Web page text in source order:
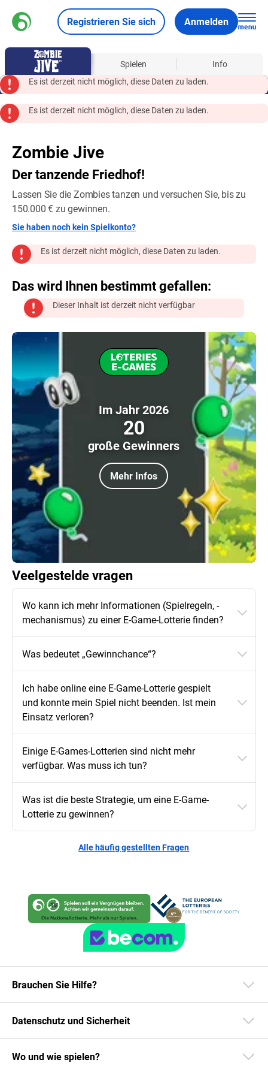
Registrieren Sie sich Anmelden
Ueber Spielen
Info
Es ist derzeit nicht möglich, diese Daten zu laden.
Es ist derzeit nicht möglich, diese Daten zu laden.
Zombie Jive
Der tanzende Friedhof!
Lassen Sie die Zombies tanzen und versuchen Sie, bis zu
150.000 € zu gewinnen.
Sie haben noch kein Spielkonto?
Es ist derzeit nicht möglich, diese Daten zu laden.
Das wird Ihnen bestimmt gefallen:
Dieser Inhalt ist derzeit nicht verfügbar
Im Jahr 2026
20
große Gewinners
Mehr Infos
Veelgestelde vragen
Wo kann ich mehr Informationen (Spielregeln, -
mechanismus) zu einer E-Game-Lotterie finden?
Was bedeutet „Gewinnchance“?
Ich habe online eine E-Game-Lotterie gespielt
und konnte mein Spiel nicht beenden. Ist mein
Einsatz verloren?
Einige E-Games-Lotterien sind nicht mehr
verfügbar. Was muss ich tun?
Was ist die beste Strategie, um eine E-Game-
Lotterie zu gewinnen?
Alle häufig gestellten Fragen
Brauchen Sie Hilfe?
Datenschutz und Sicherheit
Wo und wie spielen?